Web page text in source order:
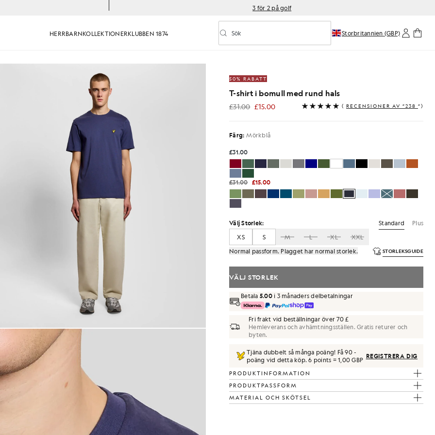
3 för 2 på golf
HERRBARNKOLLEKTIONERKLUBBEN 1874 Aktivera/inaktivera prediktiv sökning
Sök Storbritannien (GBP)
bär en bomullströja med rund hals i mörkblått
50% RABATT
T-shirt i bomull med rund hals
£31.00 £15.00
£15.00 ( RECENSIONER AV ”238 ”)
Färg: Mörkblå
£31.00
£31.00 £15.00
Välj Storlek: Standard
Plus
XS
S M L XL
XXL
Normal passform. Plagget har normal storlek.
STORLEKSGUIDE
VÄLJ STORLEK
Betala 5.00i 3 månaders delbetalningar
Fri frakt vid beställningar över 70 £
Hemleverans och avhämtningsställen. Gratis returer och
byten.
Tjäna dubbelt så många poäng! Få90-
poäng vid detta köp.6 points = 1,00 GBP REGISTRERA DIG
PRODUKTINFORMATION
PRODUKTPASSFORM
MATERIAL OCH SKÖTSEL